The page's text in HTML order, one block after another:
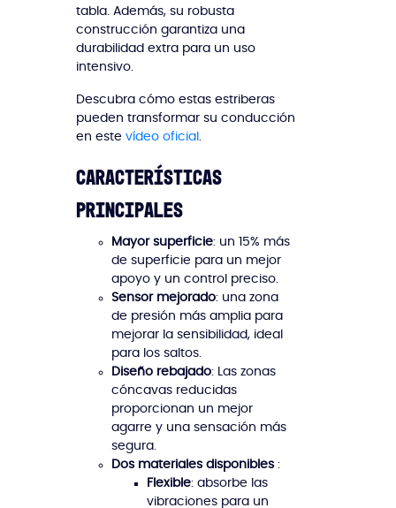
tabla. Además, su robusta
construcción garantiza una
durabilidad extra para un uso
intensivo.
Descubra cómo estas estriberas
pueden transformar su conducción
en este vídeo oficial .
Características
principales
Mayor superficie: un 15% más
de superficie para un mejor
apoyo y un control preciso.
Sensor mejorado: una zona
de presión más amplia para
mejorar la sensibilidad, ideal
para los saltos.
Diseño rebajado: Las zonas
cóncavas reducidas
proporcionan un mejor
agarre y una sensación más
segura.
Dos materiales disponibles:
Flexible: absorbe las
vibraciones para un